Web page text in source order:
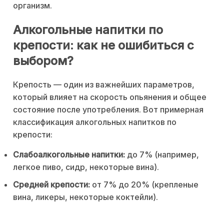
организм.
Алкогольные напитки по
крепости: как не ошибиться с
выбором?
Крепость — один из важнейших параметров,
который влияет на скорость опьянения и общее
состояние после употребления. Вот примерная
классификация алкогольных напитков по
крепости:
Слабоалкогольные напитки: до 7% (например,
легкое пиво, сидр, некоторые вина).
Средней крепости: от 7% до 20% (крепленые
вина, ликеры, некоторые коктейли).